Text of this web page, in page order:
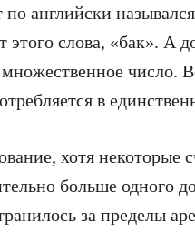
английски
слова, «бак». А
число.
в
хотя некоторые
больше одного
за пределы